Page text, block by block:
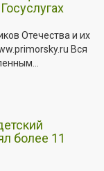
Отечества и их
Вся
более 11